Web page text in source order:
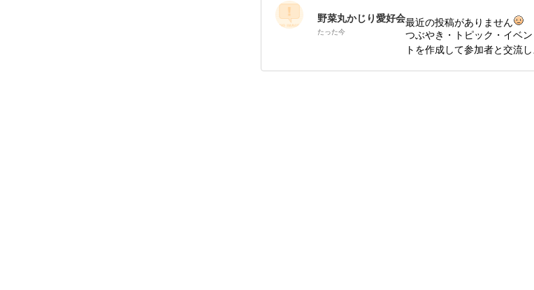
野菜丸かじり愛好会
たった今
最近の投稿がありません
つぶやき・トピック・イベ
トを作成して参加者と交流し